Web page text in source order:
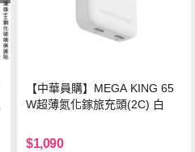
【中華員購】MEGA KING 65
W超薄氮化鎵旅充頭(2C) 白
$1,090